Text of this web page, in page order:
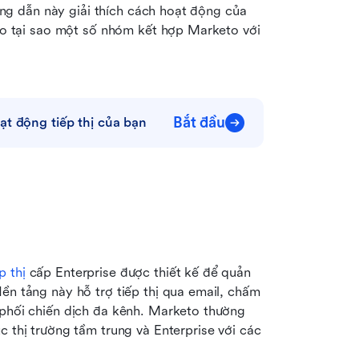
dẫn này giải thích cách hoạt động của
tại sao một số nhóm kết hợp Marketo với
động tiếp thị của bạn Bắt đầu
thị cấp Enterprise được thiết kế để quản
tảng này hỗ trợ tiếp thị qua email, chấm
chiến dịch đa kênh. Marketo thường
thị trường tầm trung và Enterprise với các